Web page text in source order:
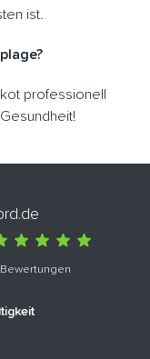
ist.
professionell